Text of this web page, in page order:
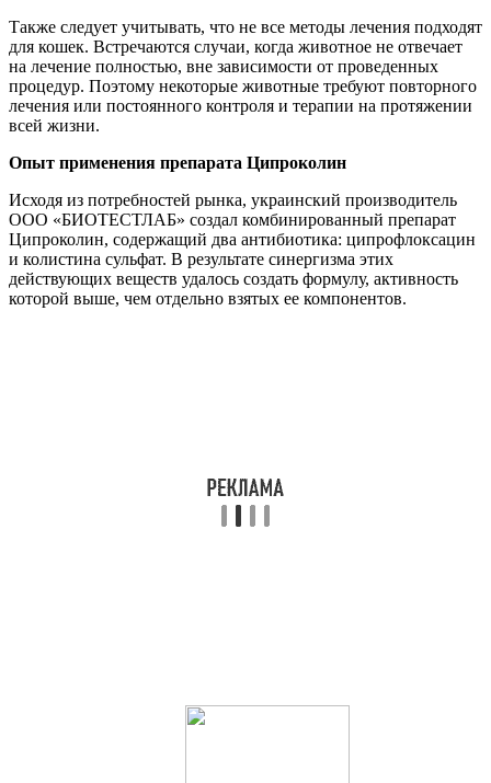
Также следует учитывать, что не все методы лечения подходят
для кошек. Встречаются случаи, когда животное не отвечает
на лечение полностью, вне зависимости от проведенных
процедур. Поэтому некоторые животные требуют повторного
лечения или постоянного контроля и терапии на протяжении
всей жизни.
Опыт применения препарата Ципроколин
Исходя из потребностей рынка, украинский производитель
ООО «БИОТЕСТЛАБ» создал комбинированный препарат
Ципроколин, содержащий два антибиотика: ципрофлоксацин
и колистина сульфат. В результате синергизма этих
действующих веществ удалось создать формулу, активность
которой выше, чем отдельно взятых ее компонентов.